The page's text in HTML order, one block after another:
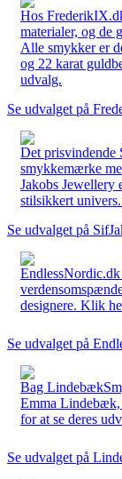
Hos
materialer, og de
Alle smykker er
og 22 karat
udvalg.
Se udvalget på
Det prisvindende
smykkemærke
Jakobs Jewellery
stilsikkert
Se udvalget på
designere. Klik
Se udvalget på
Bag
Emma
for at se deres
Se udvalget på